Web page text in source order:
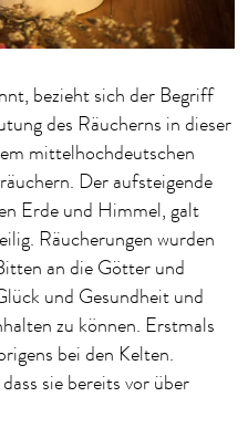
bezieht sich der Begriff
des Räucherns in dieser
mittelhochdeutschen
Der aufsteigende
Erde und Himmel, galt
Räucherungen wurden
an die Götter und
und Gesundheit und
zu können. Erstmals
bei den Kelten.
sie bereits vor über